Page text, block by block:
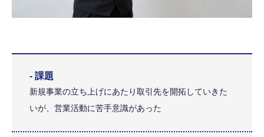
- 課題
新規事業の立ち上げにあたり取引先を開拓していきた
いが、営業活動に苦手意識があった